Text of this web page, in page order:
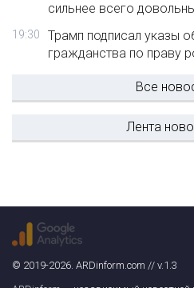
сильнее всего
19:30
Трамп подписал указы
гражданства по праву
Все
Лента
© 2019-2026. ARDinform.com // v.1.3